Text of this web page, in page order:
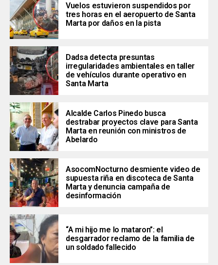
Vuelos estuvieron suspendidos por
tres horas en el aeropuerto de Santa
Marta por daños en la pista
Dadsa detecta presuntas
irregularidades ambientales en taller
de vehículos durante operativo en
Santa Marta
Alcalde Carlos Pinedo busca
destrabar proyectos clave para Santa
Marta en reunión con ministros de
Abelardo
AsocomNocturno desmiente video de
supuesta riña en discoteca de Santa
Marta y denuncia campaña de
desinformación
“A mi hijo me lo mataron”: el
desgarrador reclamo de la familia de
un soldado fallecido